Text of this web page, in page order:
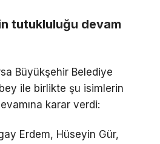
tutukluluğu devam
Büyükşehir Belediye
ile birlikte şu isimlerin
karar verdi:
Erdem, Hüseyin Gür,